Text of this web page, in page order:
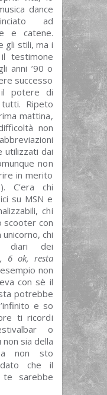
dance
ad
e catene.
gli stili, ma i
testimone
anni ’90 o
successo
il potere di
Ripeto
mattina,
non
utilizzati dai
non
in merito
C’era chi
su MSN e
chi
scooter con
chi
diari dei
6 ok, resta
non
con sè il
potrebbe
e so
ti ricordi
o
non sia della
non sto
che il
sarebbe